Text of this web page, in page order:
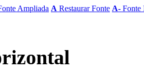
Ampliada A Restaurar Fonte A- Fonte